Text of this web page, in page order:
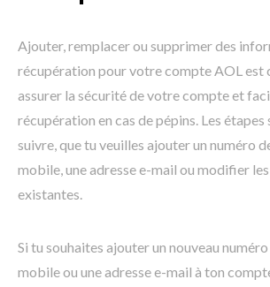
Ajouter, remplacer ou supprimer des
récupération pour votre compte AOL est
assurer la sécurité de votre compte et
récupération en cas de pépins. Les étapes
suivre, que tu veuilles ajouter un numéro
mobile, une adresse e-mail ou modifier
existantes.
Si tu souhaites ajouter un nouveau
mobile ou une adresse e-mail à ton